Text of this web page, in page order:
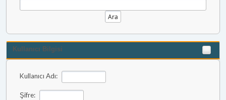
Kullanıcı Bilgisi
Kullanıcı Adı:
Şifre: